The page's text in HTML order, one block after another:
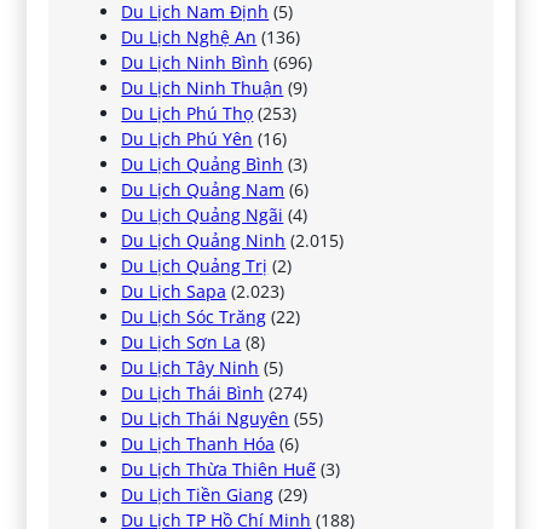
Du Lịch Nam Định (5)
Du Lịch Nghệ An (136)
Du Lịch Ninh Bình (696)
Du Lịch Ninh Thuận (9)
Du Lịch Phú Thọ (253)
Du Lịch Phú Yên (16)
Du Lịch Quảng Bình (3)
Du Lịch Quảng Nam (6)
Du Lịch Quảng Ngãi (4)
Du Lịch Quảng Ninh (2.015)
Du Lịch Quảng Trị (2)
Du Lịch Sapa (2.023)
Du Lịch Sóc Trăng (22)
Du Lịch Sơn La (8)
Du Lịch Tây Ninh (5)
Du Lịch Thái Bình (274)
Du Lịch Thái Nguyên (55)
Du Lịch Thanh Hóa (6)
Du Lịch Thừa Thiên Huế (3)
Du Lịch Tiền Giang (29)
Du Lịch TP Hồ Chí Minh (188)